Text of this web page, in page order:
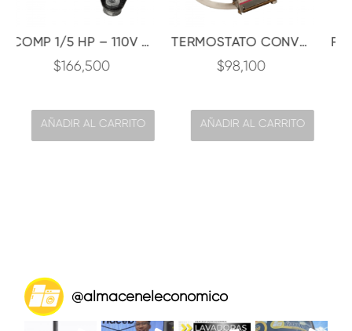
COMP 1/5 HP – 110V – R600 LBP 700BTU / HYE105MTU72A – 1006088 / HUAYI TERMOSTATO CONVENCIONAL NEV. SAMSUNG RA20-21 / DA47-00146C / ORIGINAL
AÑADIR AL CARRITO AÑADIR AL
@almaceneleconomico